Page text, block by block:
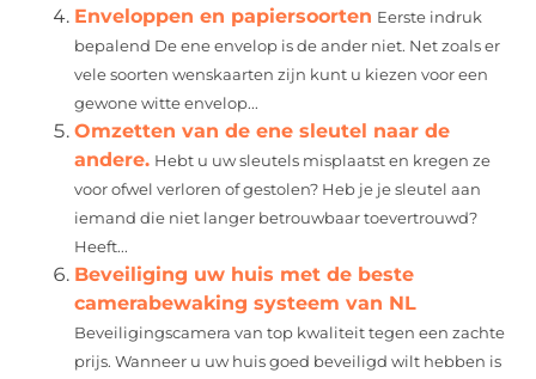
Enveloppen en papiersoorten Eerste indruk
bepalend De ene envelop is de ander niet. Net zoals er
vele soorten wenskaarten zijn kunt u kiezen voor een
gewone witte envelop...
Omzetten van de ene sleutel naar de
andere. Hebt u uw sleutels misplaatst en kregen ze
voor ofwel verloren of gestolen? Heb je je sleutel aan
iemand die niet langer betrouwbaar toevertrouwd?
Heeft...
Beveiliging uw huis met de beste
camerabewaking systeem van NL
Beveiligingscamera van top kwaliteit tegen een zachte
prijs. Wanneer u uw huis goed beveiligd wilt hebben is